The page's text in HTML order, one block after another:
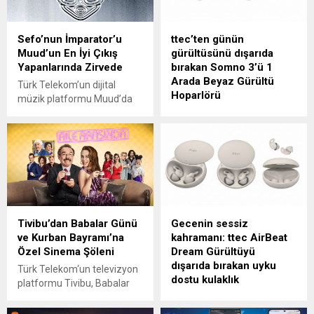
Sefo’nun İmparator’u
Muud’un En İyi Çıkış
Yapanlarında Zirvede
Türk Telekom’un dijital
müzik platformu Muud’da
dinlenenleri açıklandı. En çok
dinlenen yerli single
listesinde Zeynep Bastık’ın
“Lan” adlı şarkısı geçen ay
olduğu gibi birinci sırada yer
aldı. Yerli sanatçılar
sevilen ismi Semicenk
zirveye yerleşirken, yerli
albümler sıralamasında ise
Serdar Ortaç’ın sevilen
parçalarının çeşitli...
ttec’ten günün
gürültüsünü dışarıda
bırakan Somno 3’ü 1
Arada Beyaz Gürültü
Hoparlörü
beyaz gürültü, rahatlatıcı
doğa sesleri, Bluetooth
hoparlör ve ambiyans ışığını
tek cihazda bir araya
sunuyor. ttec, kişisel
rahatlama ve huzur arayışını
teknolojiyle buluşturan
yenilikçi çözümler sunmaya
devam ediyor. Somno 3’ü 1
Tivibu’dan Babalar Günü
ve Kurban Bayramı’na
Özel Sinema Şöleni
Türk Telekom‘un televizyon
platformu Tivibu, Babalar
unutulmaz bir sinema
Gecenin sessiz
kahramanı: ttec AirBeat
Dream Gürültüyü
dışarıda bırakan uyku
dostu kulaklık
uyku kulaklığı ile sessizliği